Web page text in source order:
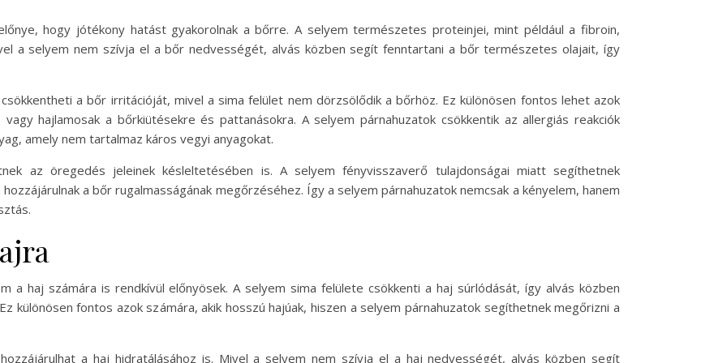
hogy jótékony hatást gyakorolnak a bőrre. A selyem természetes proteinjei, mint például a fibroin,
a selyem nem szívja el a bőr nedvességét, alvás közben segít fenntartani a bőr természetes olajait, így
a bőr irritációját, mivel a sima felület nem dörzsölődik a bőrhöz. Ez különösen fontos lehet azok
hajlamosak a bőrkiütésekre és pattanásokra. A selyem párnahuzatok csökkentik az allergiás reakciók
amely nem tartalmaz káros vegyi anyagokat.
az öregedés jeleinek késleltetésében is. A selyem fényvisszaverő tulajdonságai miatt segíthetnek
a bőr rugalmasságának megőrzéséhez. Így a selyem párnahuzatok nemcsak a kényelem, hanem
a haj számára is rendkívül előnyösek. A selyem sima felülete csökkenti a haj súrlódását, így alvás közben
különösen fontos azok számára, akik hosszú hajúak, hiszen a selyem párnahuzatok segíthetnek megőrizni a
a haj hidratálásához is. Mivel a selyem nem szívja el a haj nedvességét, alvás közben segít